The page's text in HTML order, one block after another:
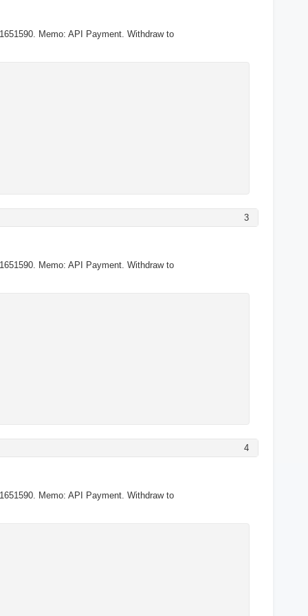
Memo: API Payment. Withdraw to
3
Memo: API Payment. Withdraw to
4
Memo: API Payment. Withdraw to